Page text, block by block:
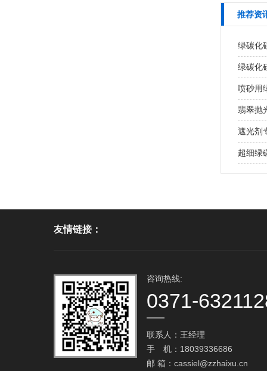
推荐资
绿碳化
绿碳化
喷砂用
翡翠抛
遮光剂
超细绿
友情链接：
咨询热线:
0371-
联系人：王经理
手 机：18039336686
邮 箱：cassiel@zzhaixu.cn